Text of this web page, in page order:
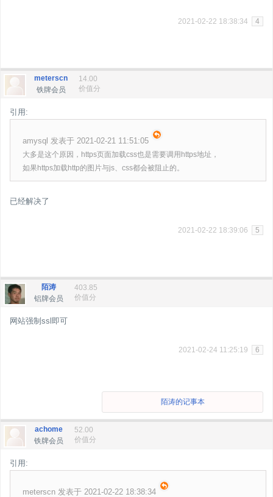
2021-02-22 18:38:34 4
meterscn
铁牌会员
14.00
价值分
引用:
amysql 发表于 2021-02-21 11:51:05
大多是这个原因，https页面加载css也是需要调用https地址，
如果https加载http的图片与js、css都会被阻止的。
已经解决了
2021-02-22 18:39:06 5
陌涛
铝牌会员
403.85
价值分
网站强制ssl即可
2021-02-24 11:25:19 6
陌涛的记事本
achome
铁牌会员
52.00
价值分
引用:
meterscn 发表于 2021-02-22 18:38:34